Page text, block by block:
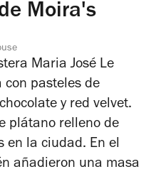
Moira's
Maria José Le
con pasteles de
y red velvet.
plátano relleno de
en la ciudad. En el
añadieron una masa